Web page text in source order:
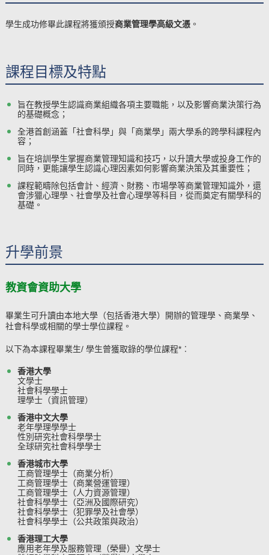
學生成功修畢此課程將獲頒授商業管理學高級文憑 。
課程目標及特點
旨在教授學生認識商業組織各項主要職能，以及影響商業決策行為
的基礎概念；
全港首創涵蓋「社會科學」與「商業學」兩大學系的跨學科課程內
容；
旨在培訓學生掌握商業管理知識和技巧，以升讀大學或投身工作的
同時，更能讓學生認識心理因素如何影響商業決策及其重要性；
課程範疇除包括會計、經濟、財務、市場學等商業管理知識外，還
會涉獵心理學、社會學及社會心理學等科目，從而奠定有關學科的
基礎。
升學前景
教資會資助大學
畢業生可升讀由本地大學（包括香港大學）開辦的管理學、商業學、
社會科學或相關的學士學位課程。
以下為本課程畢業生/ 學生曾獲取錄的學位課程*︰
香港大學
文學士
社會科學學士
理學士（資訊管理）
香港中文大學
老年學理學學士
性別研究社會科學學士
全球研究社會科學學士
香港城市大學
工商管理學士（商業分析）
工商管理學士（商業營運管理）
工商管理學士（人力資源管理）
社會科學學士（亞洲及國際研究）
社會科學學士（犯罪學及社會學）
社會科學學士（公共政策與政治）
香港理工大學
應用老年學及服務管理（榮譽）文學士